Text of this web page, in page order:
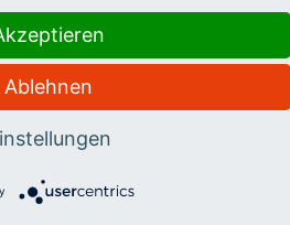
und stelle
vermittelt werden.
Das Video entstand
Ablehnen